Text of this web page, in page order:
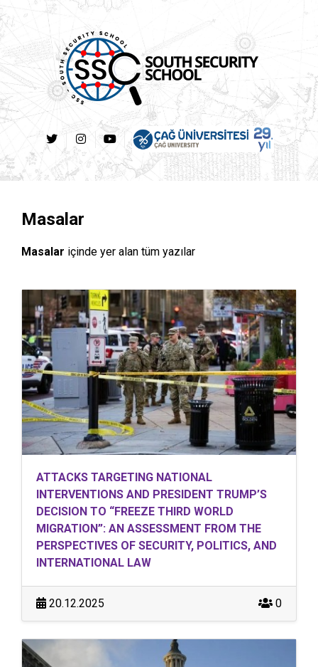
Masalar
Masalar içinde yer alan tüm yazılar
ATTACKS TARGETING NATIONAL
INTERVENTIONS AND PRESIDENT TRUMP’S
DECISION TO “FREEZE THIRD WORLD
MIGRATION”: AN ASSESSMENT FROM THE
PERSPECTIVES OF SECURITY, POLITICS, AND
INTERNATIONAL LAW
20.12.2025 0